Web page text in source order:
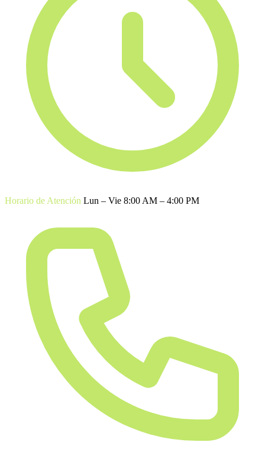
Horario de Atención Lun – Vie 8:00 AM – 4:00 PM